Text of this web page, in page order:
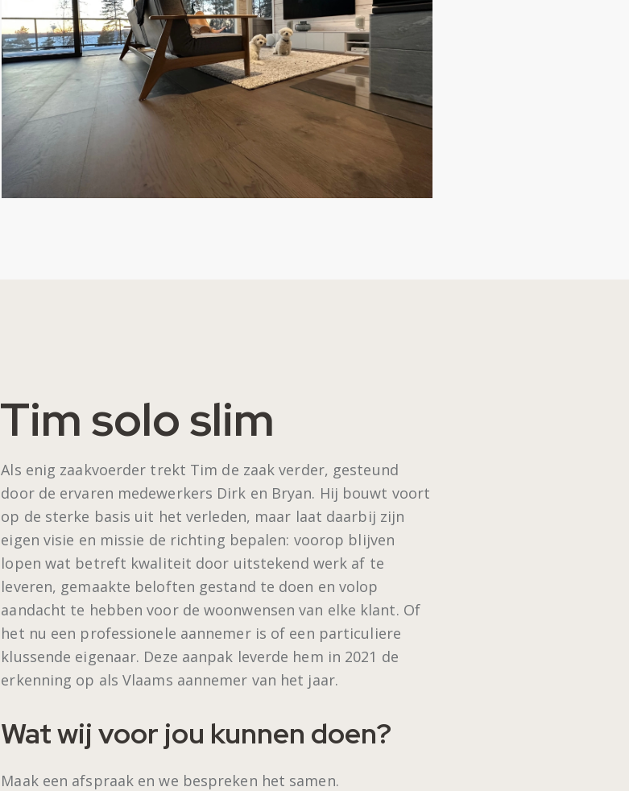
Tim solo slim
Als enig zaakvoerder trekt Tim de zaak verder, gesteund
door de ervaren medewerkers Dirk en Bryan. Hij bouwt voort
op de sterke basis uit het verleden, maar laat daarbij zijn
eigen visie en missie de richting bepalen: voorop blijven
lopen wat betreft kwaliteit door uitstekend werk af te
leveren, gemaakte beloften gestand te doen en volop
aandacht te hebben voor de woonwensen van elke klant. Of
het nu een professionele aannemer is of een particuliere
klussende eigenaar. Deze aanpak leverde hem in 2021 de
erkenning op als Vlaams aannemer van het jaar.
Wat wij voor jou kunnen doen?
Maak een afspraak en we bespreken het samen.